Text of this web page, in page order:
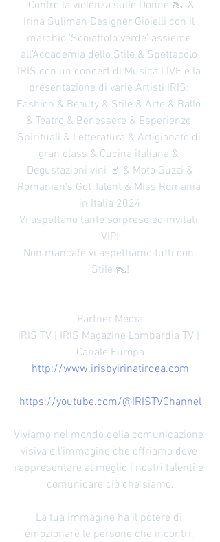
‘Contro la violenza sulle Donne 👠’ &
Irina Suliman Designer Gioielli con il
marchio ‘Scoiattolo verde’ assieme
all’Accademia dello Stile & Spettacolo
IRIS con un concert di Musica LIVE e la
presentazione di varie Artisti IRIS:
Fashion & Beauty & Stile & Arte & Ballo
& Teatro & Benessere & Esperienze
Spirituali & Letteratura & Artigianato di
gran class & Cucina italiana &
Degustazioni vini 🍷 & Moto Guzzi &
Romanian’s Got Talent & Miss Romania
in Italia 2024
Vi aspettano tante sorprese ed invitati
VIP!
Non mancate vi aspettiamo tutti con
Stile 👠!
Partner Media
IRIS TV | IRIS Magazine Lombardia TV |
Canale Europa
http://www.irisbyirinatirdea.com
https://youtube.com/@IRISTVChannel
Viviamo nel mondo della comunicazione
visiva e l’immagine che offriamo deve
rappresentare al meglio i nostri talenti e
comunicare ciò che siamo.
La tua immagine ha il potere di
emozionare le persone che incontri,